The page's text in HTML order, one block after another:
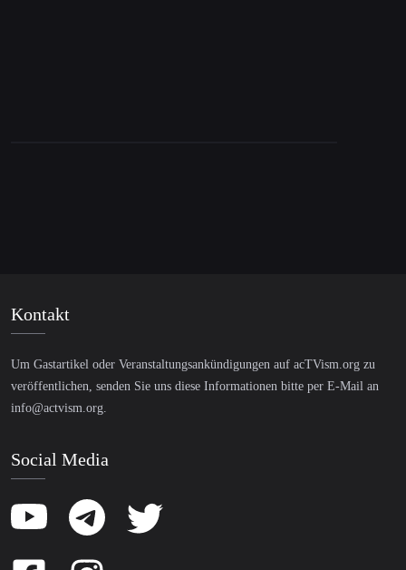
Kontakt
Um Gastartikel oder Veranstaltungsankündigungen auf acTVism.org zu
veröffentlichen, senden Sie uns diese Informationen bitte per E-Mail an
info@actvism.org
Social Media